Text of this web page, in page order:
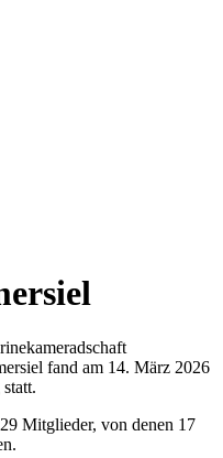
fand am 14. März 2026
Mitglieder, von denen 17